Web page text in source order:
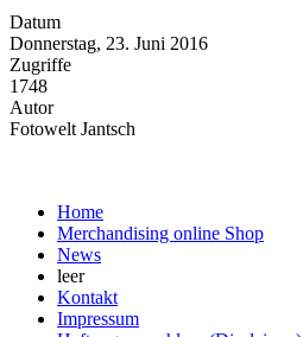
Datum
Donnerstag, 23. Juni 2016
Zugriffe
1748
Autor
Fotowelt Jantsch
Home
Merchandising online Shop
News
leer
Kontakt
Impressum